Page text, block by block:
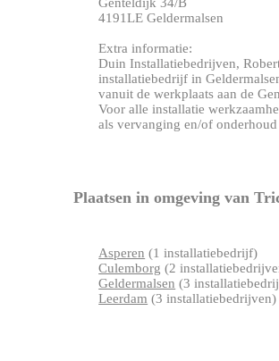
4191LE Geldermalsen
Extra informatie:
Duin Installatiebedrijven,
installatiebedrijf in
vanuit de werkplaats aan de
Voor alle installatie
als vervanging en/of
Plaatsen in omgeving van
Asperen (1 installatiebedrijf)
Culemborg (2
Geldermalsen (3
Leerdam (3 installatiebedrijven)